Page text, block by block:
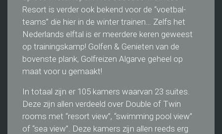
Resort is verder ook bekend voor de “voetbal-
teams” die hier in de winter trainen… Zelfs het
Nederlands elftal is er meerdere keren geweest
op trainingskamp! Golfen & Genieten van de
bovenste plank, Golfreizen Algarve geheel op
maat voor u gemaakt!
In totaal zijn er 105 kamers waarvan 23 suites.
Deze zijn allen verdeeld over Double of Twin
rooms met “resort view”, “swimming pool view”
of “sea view”. Deze kamers zijn allen reeds erg